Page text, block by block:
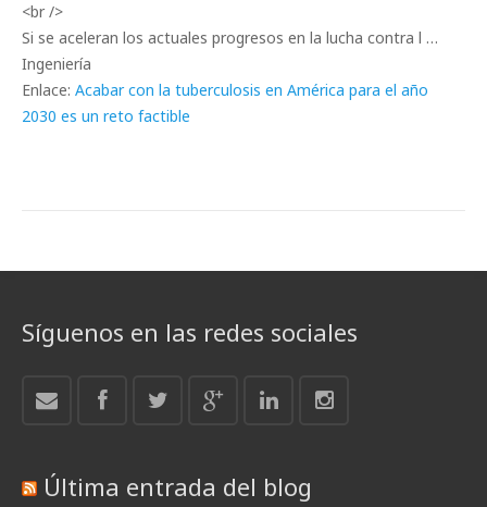
<br />
Si se aceleran los actuales progresos en la lucha contra l …
Ingeniería
Enlace: Acabar con la tuberculosis en América para el año
2030 es un reto factible
Síguenos en las redes sociales
Última entrada del blog